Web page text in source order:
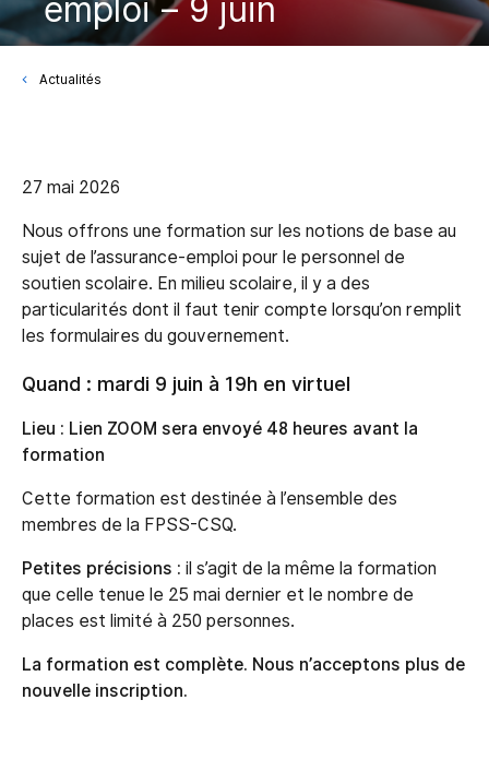
emploi – 9 juin
Actualités
27 mai 2026
Nous offrons une formation sur les notions de base au
sujet de l’assurance-emploi pour le personnel de
soutien scolaire. En milieu scolaire, il y a des
particularités dont il faut tenir compte lorsqu’on remplit
les formulaires du gouvernement.
Quand : mardi 9 juin à 19h en virtuel
Lieu : Lien ZOOM sera envoyé 48 heures avant la
formation
Cette formation est destinée à l’ensemble des
membres de la FPSS-CSQ.
Petites précisions : il s’agit de la même la formation
que celle tenue le 25 mai dernier et le nombre de
places est limité à 250 personnes.
La formation est complète. Nous n’acceptons plus de
nouvelle inscription.